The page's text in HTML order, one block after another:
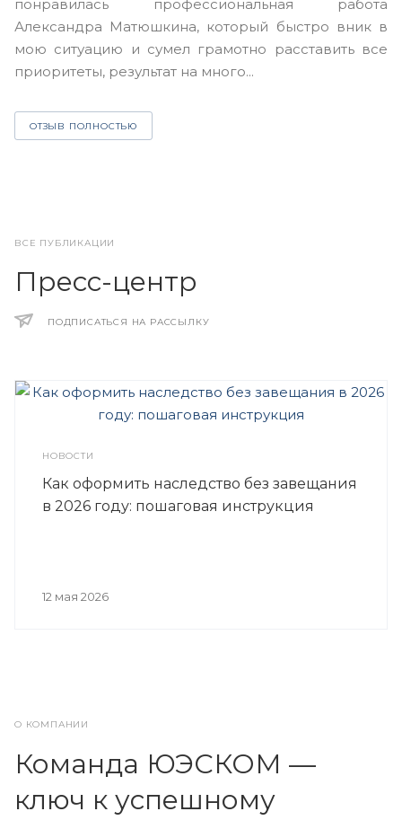
понравилась профессиональная работа
Александра Матюшкина, который быстро вник в
мою ситуацию и сумел грамотно расставить все
приоритеты, результат на много...
ОТЗЫВ ПОЛНОСТЬЮ
ВСЕ ПУБЛИКАЦИИ
Пресс-центр
ПОДПИСАТЬСЯ НА РАССЫЛКУ
НОВОСТИ
Как оформить наследство без завещания
в 2026 году: пошаговая инструкция
12 мая 2026
О КОМПАНИИ
Команда ЮЭСКОМ —
ключ к успешному